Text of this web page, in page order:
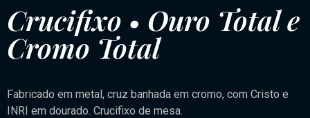
Crucifixo • Ouro Total e
Cromo Total
Fabricado em metal, cruz banhada em cromo, com Cristo e
INRI em dourado. Crucifixo de mesa.